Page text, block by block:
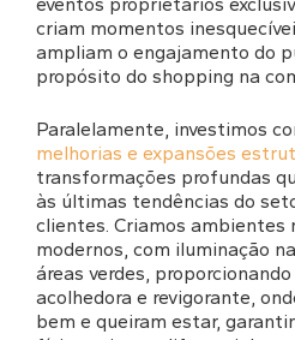
criam momentos
ampliam o engajamento do
propósito do shopping na
Paralelamente, investimos
melhorias e expansões
transformações profundas
às últimas tendências do
clientes. Criamos ambientes
modernos, com iluminação
áreas verdes,
acolhedora e revigorante,
bem e queiram estar,